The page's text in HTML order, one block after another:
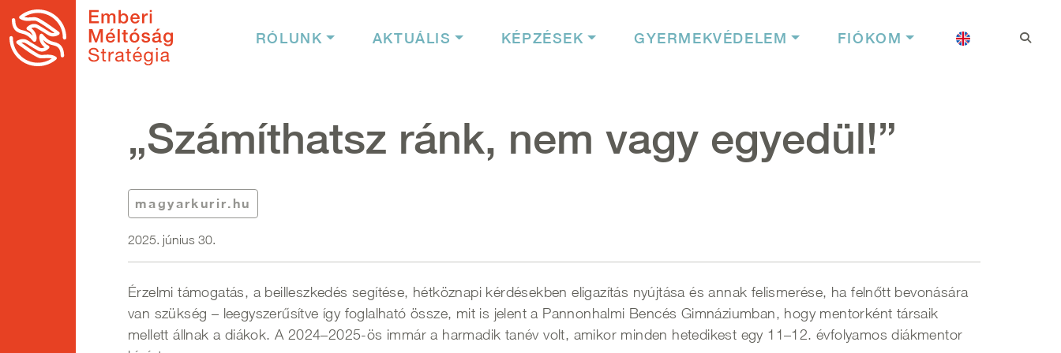
Ugrás a tartalomra
Fő navigáció
RÓLUNK AKTUÁLIS KÉPZÉSEK GYERMEKVÉDELEM Felhasználói
FIÓKOM Nyelv
„Számíthatsz ránk, nem vagy egyedül!”
magyarkurir.hu
2025. június 30.
Érzelmi támogatás, a beilleszkedés segítése, hétköznapi kérdésekben eligazítás nyújtása és annak felismerése, ha felnőtt bevonására
van szükség – leegyszerűsítve így foglalható össze, mit is jelent a Pannonhalmi Bencés Gimnáziumban, hogy mentorként társaik
mellett állnak a diákok. A 2024–2025-ös immár a harmadik tanév volt, amikor minden hetedikest egy 11–12. évfolyamos diákmentor